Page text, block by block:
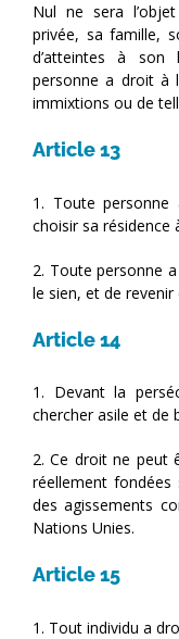
Nul ne sera
privée, sa famille,
d’atteintes à
personne a droit à
immixtions ou de
Article 13
1. Toute
choisir sa résidence
2. Toute personne
le sien, et de revenir
Article 14
1. Devant la
chercher asile et de
2. Ce droit ne peut
réellement
des agissements
Nations Unies.
Article 15
1. Tout individu a